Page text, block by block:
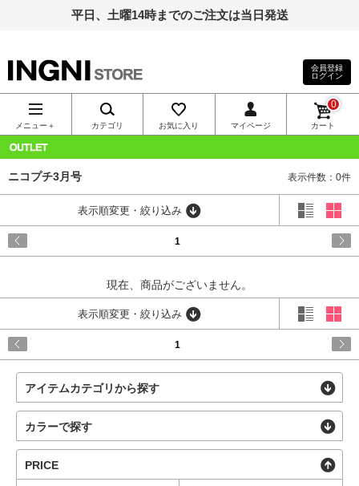
平日、土曜14時までのご注文は当日発送
INGNI（イン
グ）公式通
販｜INGNI
STORE
会員登録
ログイン
メニュー＋ カテゴリ お気に入り マイページ カート
0
ニコプチ3月号 表示件数：0件
表示順変更・絞り込み
1
現在、商品がございません。
表示順変更・絞り込み
1
アイテムカテゴリから探す
カラーで探す
PRICE